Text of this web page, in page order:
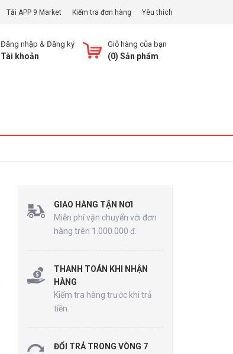
Tải APP 9 Market Kiểm tra đơn hàng Yêu thích
Giỏ hàng của bạn
(0) Sản phẩm
Đăng nhập & Đăng ký
Tài khoản
GIAO HÀNG TẬN NƠI
Miễn phí vận chuyển với đơn
hàng trên 1.000.000 đ.
THANH TOÁN KHI NHẬN
HÀNG
Kiểm tra hàng trước khi trả
tiền.
ĐỔI TRẢ TRONG VÒNG 7